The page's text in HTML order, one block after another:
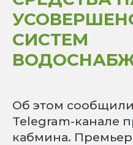
СИСТЕМ
Об этом сообщили
Telegram-канале
кабмина.